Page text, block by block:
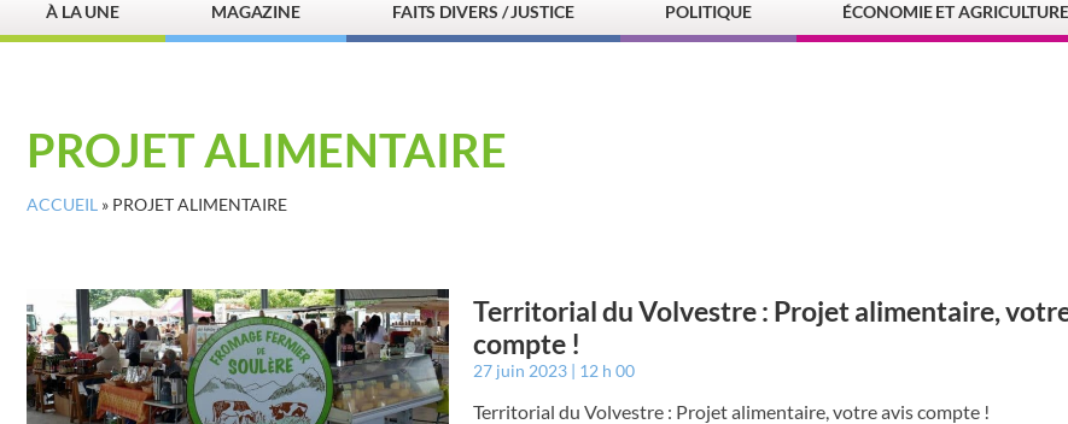
À LA UNE MAGAZINE FAITS DIVERS / JUSTICE POLITIQUE ÉCONOMIE ET AGRICULTURE
PROJET ALIMENTAIRE
ACCUEIL » PROJET ALIMENTAIRE
Territorial du Volvestre : Projet alimentaire,
compte !
27 juin 2023 12 h 00
Territorial du Volvestre : Projet alimentaire, votre avis compte !